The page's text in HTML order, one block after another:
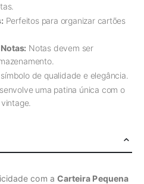
Perfeitos para organizar cartões
Notas devem ser
de qualidade e elegância.
uma patina única com o
com a Carteira Pequena